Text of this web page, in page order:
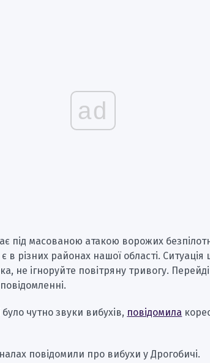
ad
під масованою атакою ворожих
в різних районах нашої області.
не ігноруйте повітряну тривогу.
чутно звуки вибухів, повідомила
повідомили про вибухи у Дрогобичі.